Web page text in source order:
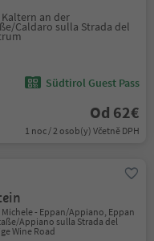
Kaltern an der
Caldaro sulla Strada del
Südtirol Guest Pass
Od 62€
1 noc / 2 osob(y) Včetně DPH
Michele - Eppan/Appiano, Eppan
Appiano sulla Strada del
Wine Road